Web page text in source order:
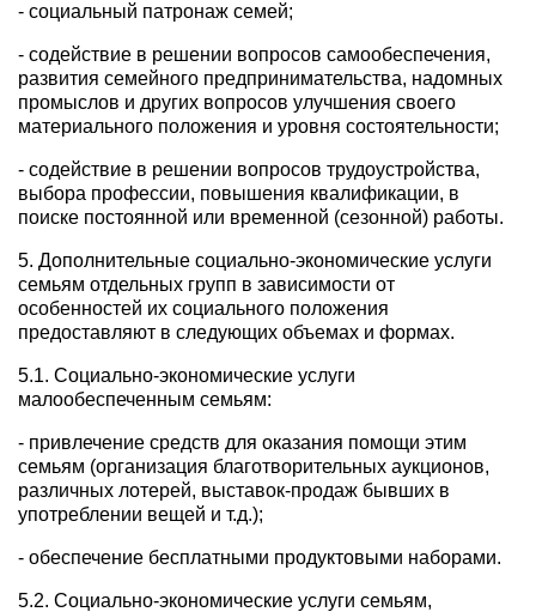
- социальный патронаж семей;
- содействие в решении вопросов самообеспечения,
развития семейного предпринимательства, надомных
промыслов и других вопросов улучшения своего
материального положения и уровня состоятельности;
- содействие в решении вопросов трудоустройства,
выбора профессии, повышения квалификации, в
поиске постоянной или временной (сезонной) работы.
5. Дополнительные социально-экономические услуги
семьям отдельных групп в зависимости от
особенностей их социального положения
предоставляют в следующих объемах и формах.
5.1. Социально-экономические услуги
малообеспеченным семьям:
- привлечение средств для оказания помощи этим
семьям (организация благотворительных аукционов,
различных лотерей, выставок-продаж бывших в
употреблении вещей и т.д.);
- обеспечение бесплатными продуктовыми наборами.
5.2. Социально-экономические услуги семьям,